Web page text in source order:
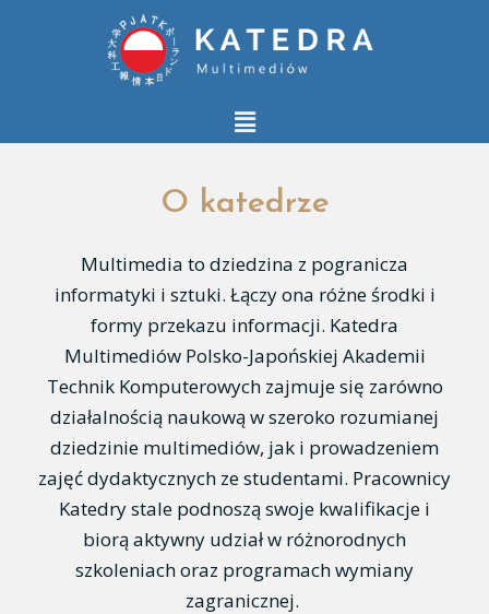
O katedrze
Multimedia to dziedzina z pogranicza
informatyki i sztuki. Łączy ona różne środki i
formy przekazu informacji. Katedra
Multimediów Polsko-Japońskiej Akademii
Technik Komputerowych zajmuje się zarówno
działalnością naukową w szeroko rozumianej
dziedzinie multimediów, jak i prowadzeniem
zajęć dydaktycznych ze studentami. Pracownicy
Katedry stale podnoszą swoje kwalifikacje i
biorą aktywny udział w różnorodnych
szkoleniach oraz programach wymiany
zagranicznej.